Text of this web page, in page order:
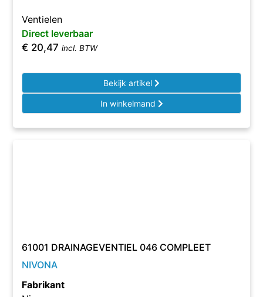
Ventielen
Direct leverbaar
€ 20,47 incl. BTW
Bekijk artikel
In winkelmand
61001 DRAINAGEVENTIEL 046 COMPLEET
NIVONA
Fabrikant